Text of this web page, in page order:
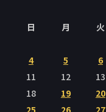
日
月 火
4
5 6
11
12 13
18
19 20
25
26 27